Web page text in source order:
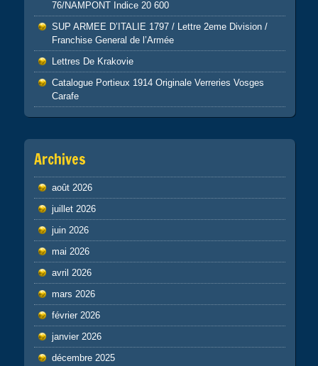
76/NAMPONT Indice 20 600
SUP ARMEE D’ITALIE 1797 / Lettre 2eme Division /
Franchise General de l’Armée
Lettres De Krakovie
Catalogue Portieux 1914 Originale Verreries Vosges
Carafe
Archives
août 2026
juillet 2026
juin 2026
mai 2026
avril 2026
mars 2026
février 2026
janvier 2026
décembre 2025